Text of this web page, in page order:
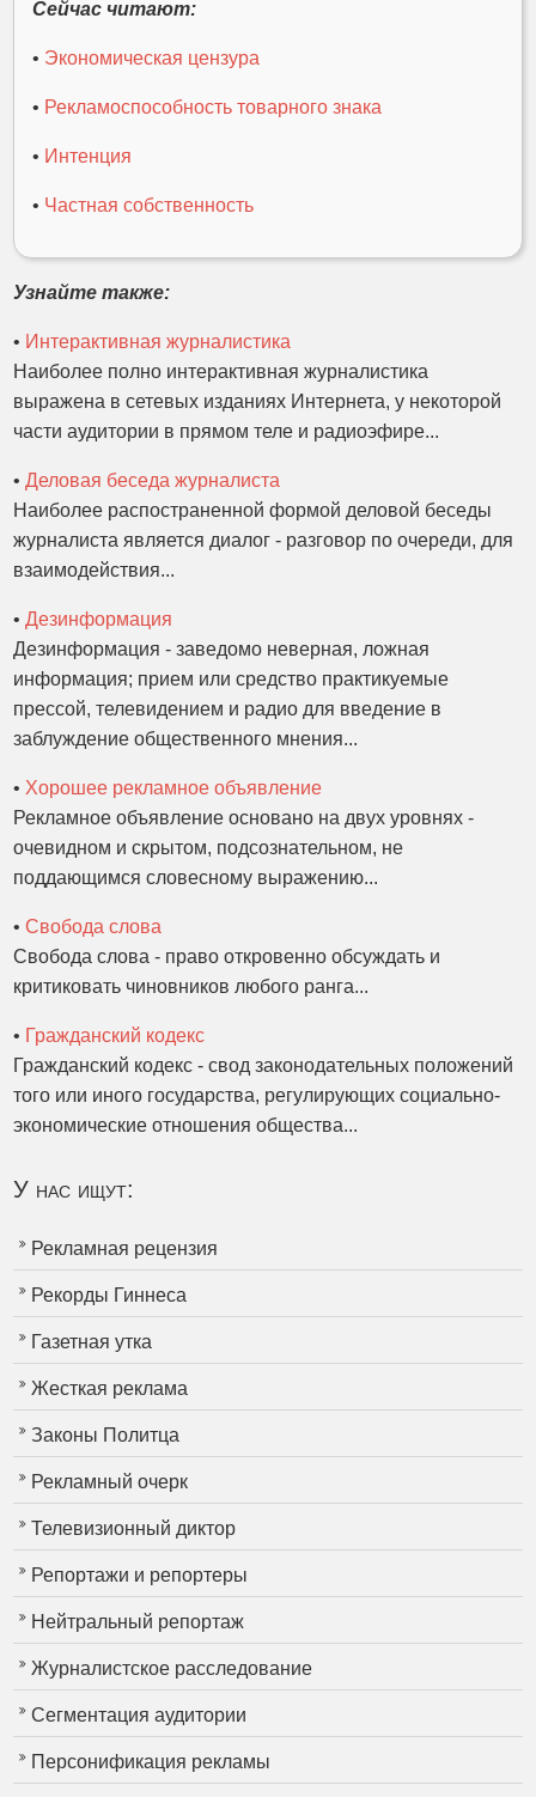
Сейчас читают:
• Экономическая цензура
• Рекламоспособность товарного знака
• Интенция
• Частная собственность
Узнайте также:
• Интерактивная журналистика
Наиболее полно интерактивная журналистика
выражена в сетевых изданиях Интернета, у некоторой
части аудитории в прямом теле и радиоэфире...
•Деловая беседа журналиста
Наиболее распостраненной формой деловой беседы
журналиста является диалог - разговор по очереди, для
взаимодействия...
•Дезинформация
Дезинформация - заведомо неверная, ложная
информация; прием или средство практикуемые
прессой, телевидением и радио для введение в
заблуждение общественного мнения...
• Хорошее рекламное объявление
Рекламное объявление основано на двух уровнях -
очевидном и скрытом, подсознательном, не
поддающимся словесному выражению...
•Свобода слова
Свобода слова - право откровенно обсуждать и
критиковать чиновников любого ранга...
• Гражданский кодекс
Гражданский кодекс - свод законодательных положений
того или иного государства, регулирующих социально-
экономические отношения общества...
У нас ищут:
Рекламная рецензия
Рекорды Гиннеса
Газетная утка
Жесткая реклама
Законы Политца
Рекламный очерк
Телевизионный диктор
Репортажи и репортеры
Нейтральный репортаж
Журналистское расследование
Сегментация аудитории
Персонификация рекламы